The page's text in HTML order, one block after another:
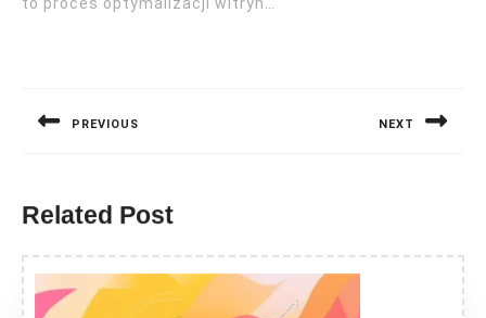
PREVIOUS NEXT
Related Post